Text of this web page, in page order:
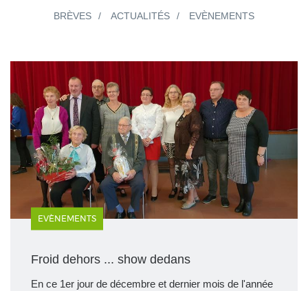
BRÈVES ACTUALITÉS EVÈNEMENTS
EVÈNEMENTS
Froid dehors ... show dedans
En ce 1er jour de décembre et dernier mois de l'année